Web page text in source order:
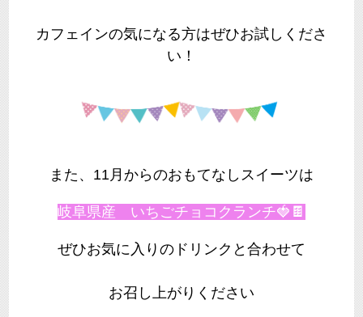
カフェインの気になる方はぜひお試しくださ
い！
また、11月からのおもてなしスイーツは
岐阜県産 いちごチョコクランチ🍓🍫
ぜひお気に入りのドリンクと合わせて
お召し上がりください